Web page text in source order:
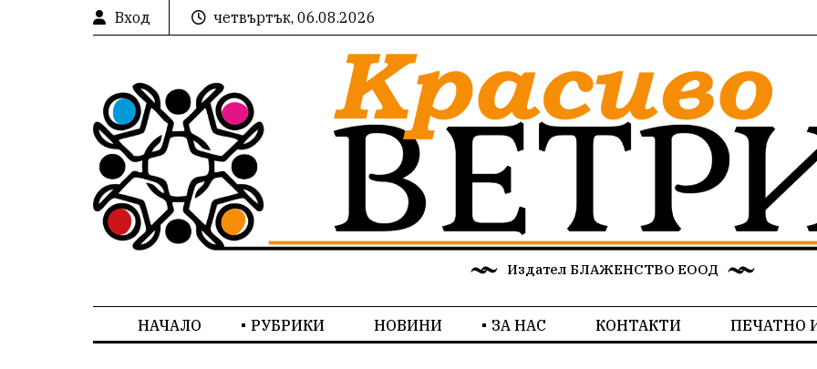
Вход четвъртък, 06.08.2026
Издател БЛАЖЕНСТВО ЕООД
НАЧАЛО РУБРИКИ НОВИНИ ЗА НАС КОНТАКТИ ПЕЧАТНО